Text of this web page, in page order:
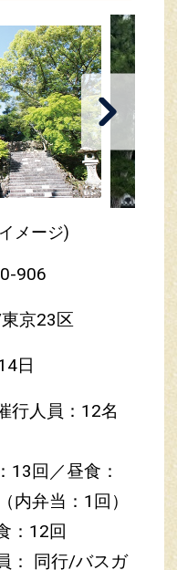
メージ)
906
京23区
日
行人員：12名
13回／昼食：
内弁当：1回）
：12回
： 同行/バスガ